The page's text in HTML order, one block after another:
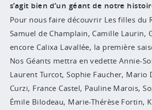
s’agit bien d’un géant de notre
Pour nous faire découvrir Les filles du
Samuel de Champlain, Camille Laurin,
encore Calixa Lavallée, la première
Nos Géants mettra en vedette Annie-
Laurent Turcot, Sophie Faucher, Mario
Curzi, France Castel, Pauline Marois,
Émile Bilodeau, Marie-Thérèse Fortin,